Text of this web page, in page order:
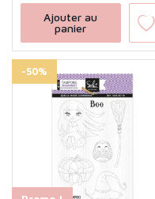
Ajouter au
panier
-50%